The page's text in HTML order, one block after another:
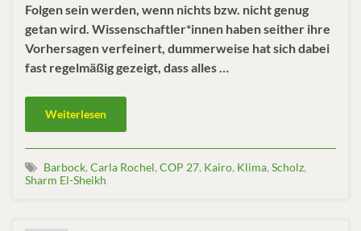
Folgen sein werden, wenn nichts bzw. nicht genug
getan wird. Wissenschaftler*innen haben seither ihre
Vorhersagen verfeinert, dummerweise hat sich dabei
fast regelmäßig gezeigt, dass alles …
Weiterlesen
Barbock, Carla Rochel, COP 27, Kairo, Klima, Scholz,
Sharm El-Sheikh